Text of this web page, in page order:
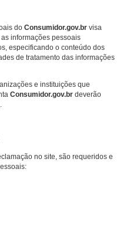
do Consumidor.gov.br visa
informações pessoais
especificando o conteúdo dos
de tratamento das informações
e instituições que
Consumidor.gov.br deverão
no site, são requeridos e